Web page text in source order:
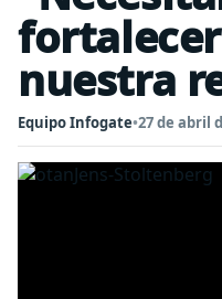
nuestra
Equipo Infogate•27 de abril